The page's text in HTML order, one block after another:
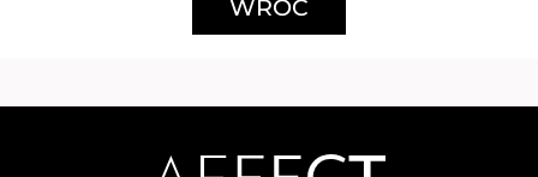
WRÓĆ